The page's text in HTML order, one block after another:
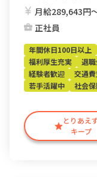
月給289,643円
正社員
とりあえ
キープ
年間休日100日以上
福利厚生充実
退
経験者歓迎
交通
若手活躍中
社会